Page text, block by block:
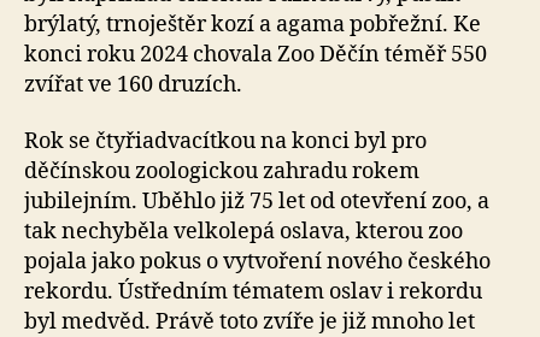
brýlatý, trnoještěr kozí a agama pobřežní. Ke
konci roku 2024 chovala Zoo Děčín téměř 550
zvířat ve 160 druzích.
Rok se čtyřiadvacítkou na konci byl pro
děčínskou zoologickou zahradu rokem
jubilejním. Uběhlo již 75 let od otevření zoo, a
tak nechyběla velkolepá oslava, kterou zoo
pojala jako pokus o vytvoření nového českého
rekordu. Ústředním tématem oslav i rekordu
byl medvěd. Právě toto zvíře je již mnoho let